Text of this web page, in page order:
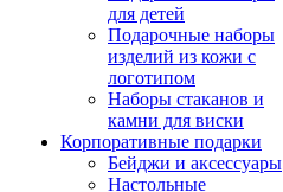
для детей
Подарочные наборы
изделий из кожи с
логотипом
Наборы стаканов и
камни для виски
Корпоративные подарки
Бейджи и аксессуары
Настольные